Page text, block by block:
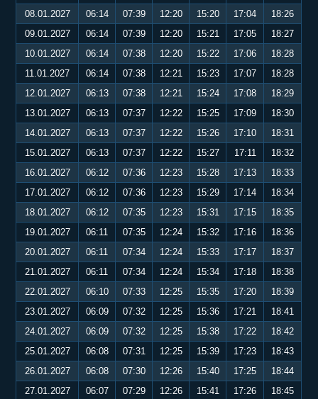
08.01.2027
06:14 07:39 12:20 15:20 17:04
18:26
09.01.2027
06:14 07:39 12:20 15:21 17:05
18:27
10.01.2027
06:14 07:38 12:20 15:22 17:06
18:28
11.01.2027
06:14 07:38 12:21 15:23 17:07
18:28
12.01.2027
06:13 07:38 12:21 15:24 17:08
18:29
13.01.2027
06:13 07:37 12:22 15:25 17:09
18:30
14.01.2027
06:13 07:37 12:22 15:26 17:10
18:31
15.01.2027
06:13 07:37 12:22 15:27 17:11
18:32
16.01.2027
06:12 07:36 12:23 15:28 17:13
18:33
17.01.2027
06:12 07:36 12:23 15:29 17:14
18:34
18.01.2027
06:12 07:35 12:23 15:31 17:15
18:35
19.01.2027
06:11 07:35 12:24 15:32 17:16
18:36
20.01.2027
06:11 07:34 12:24 15:33 17:17
18:37
21.01.2027
06:11 07:34 12:24 15:34 17:18
18:38
22.01.2027
06:10 07:33 12:25 15:35 17:20
18:39
23.01.2027
06:09 07:32 12:25 15:36 17:21
18:41
24.01.2027
06:09 07:32 12:25 15:38 17:22
18:42
25.01.2027
06:08 07:31 12:25 15:39 17:23
18:43
26.01.2027
06:08 07:30 12:26 15:40 17:25
18:44
27.01.2027
06:07 07:29 12:26 15:41 17:26
18:45